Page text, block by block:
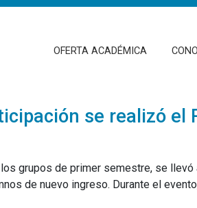
OFERTA ACADÉMICA
se realizó el
grupos de primer semestre, se llevó
de nuevo ingreso. Durante el